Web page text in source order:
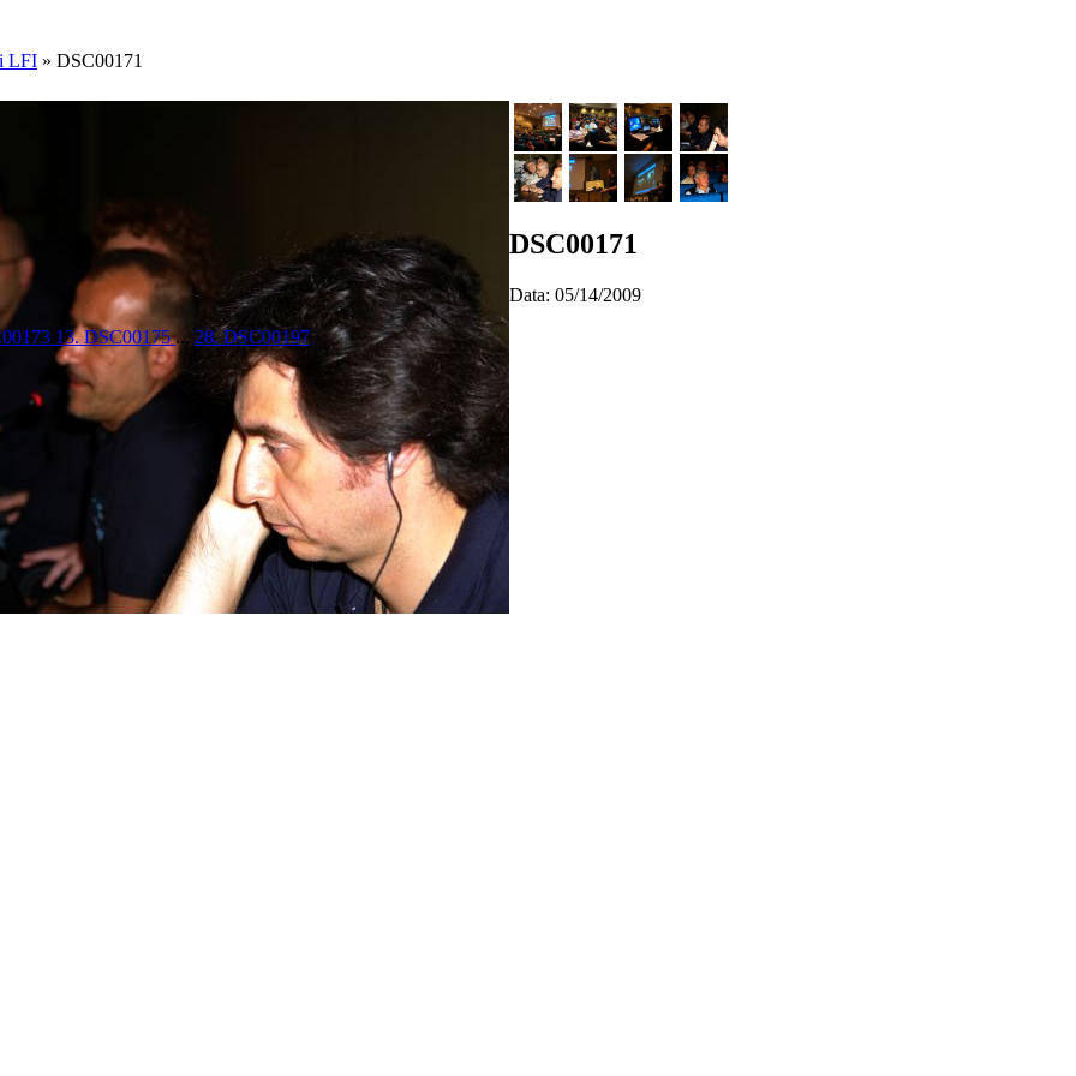
LFI » DSC00171
DSC00171
Data: 05/14/2009
13. DSC00175... 28. DSC00197